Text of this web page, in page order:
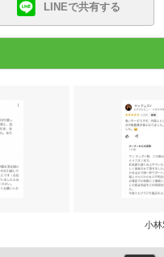
LINEで共有する
小林